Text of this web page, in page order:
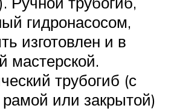
гидронасосом,
изготовлен и в
мастерской.
трубогиб (с
или закрытой)